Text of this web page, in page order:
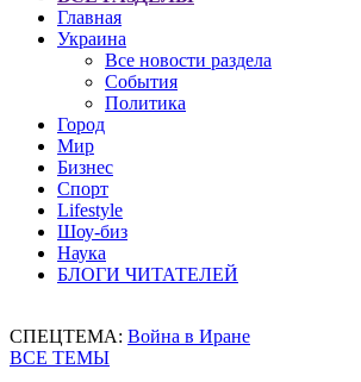
Главная
Украина
Все новости раздела
События
Политика
Город
Мир
Бизнес
Спорт
Lifestyle
Шоу-биз
Наука
БЛОГИ ЧИТАТЕЛЕЙ
СПЕЦТЕМА: Война в Иране
ВСЕ ТЕМЫ